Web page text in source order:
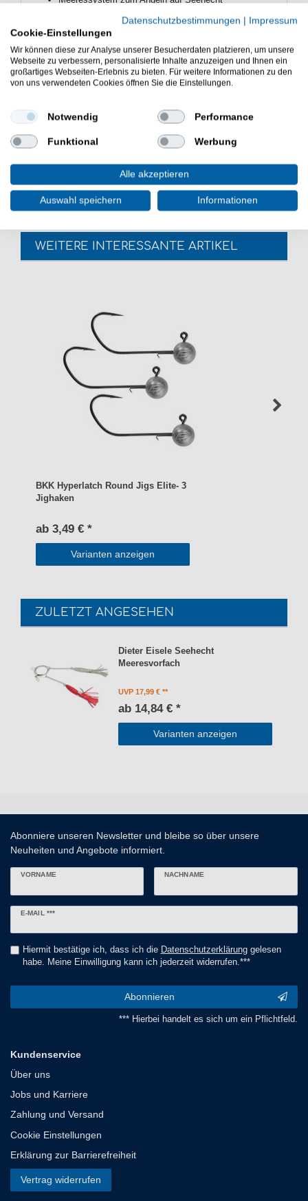
Schnurdurchmesser: 1,0mm
Hard-Mono-Vorfach 60kg
2 Stahl-Carbonhaken
2 x 10cm lange Hogy-Oktopusse
3/0 Sicherheitswirbel
Das Dieter Eisele Seehecht Meeresvorfach ist sehr gut
zum Meeresangeln geeignet. Das Dieter Eisele
WEITERE INTERESSANTE ARTIKEL
BKK Hyperlatch Round Jigs Elite- 3
Jighaken
ab 3,49 € *
Varianten anzeigen
ZULETZT ANGESEHEN
Dieter Eisele Seehecht
Meeresvorfach
UVP 17,99 €
ab 14,84 € *
Varianten anzeigen
Abonniere unseren Newsletter und bleibe so über unsere
Neuheiten und Angebote informiert.
VORNAME NACHNAME
E-MAIL ***
Newsletter
Hiermit bestätige ich, dass ich die Daten­schutz­erklärunggelesen
habe. Meine Einwilligung kann ich jederzeit widerrufen.***
Abonnieren
*** Hierbei handelt es sich um ein Pflichtfeld.
Kundenservice
Über uns
Jobs und Karriere
Zahlung und Versand
Cookie Einstellungen
Erklärung zur Barrierefreiheit
Vertrag widerrufen
Datenschutzbestimmungen | Impressum
Cookie-Einstellungen
Wir können diese zur Analyse unserer Besucherdaten platzieren, um unsere
Webseite zu verbessern, personalisierte Inhalte anzuzeigen und Ihnen ein
großartiges Webseiten-Erlebnis zu bieten. Für weitere Informationen zu den
von uns verwendeten Cookies öffnen Sie die Einstellungen.
Notwendig Performance
Funktional Werbung
Alle akzeptieren
Auswahl speichern Informationen